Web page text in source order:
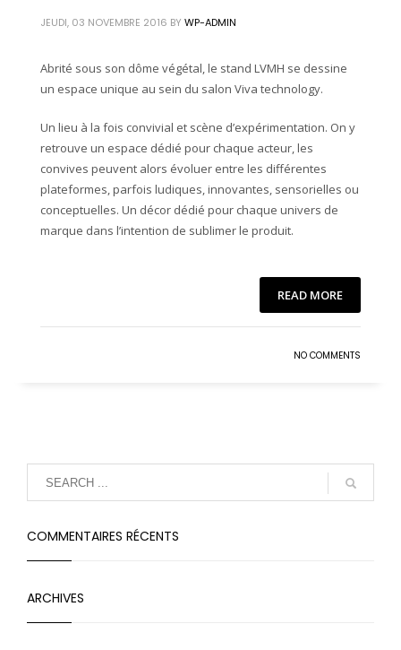
JEUDI, 03 NOVEMBRE 2016 BY WP-ADMIN
Abrité sous son dôme végétal, le stand LVMH se dessine
un espace unique au sein du salon Viva technology.
Un lieu à la fois convivial et scène d’expérimentation. On y
retrouve un espace dédié pour chaque acteur, les
convives peuvent alors évoluer entre les différentes
plateformes, parfois ludiques, innovantes, sensorielles ou
conceptuelles. Un décor dédié pour chaque univers de
marque dans l’intention de sublimer le produit.
READ MORE
NO COMMENTS
COMMENTAIRES RÉCENTS
ARCHIVES